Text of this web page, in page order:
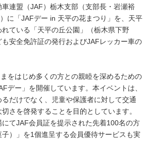
連盟（JAF）栃木支部（支部長・岩瀬裕
に「JAFデー in 天平の花まつり」を、天平
ている「天平の丘公園」（栃木県下野
安全免許証の発行およびJAFレッカー車の
をはじめ多くの方との親睦を深めるための
デー」を開催しています。本イベントは、
だけでなく、児童や保護者に対して交通
さを啓発することを目的としています。
てJAF会員証を提示された先着100名の方
）」を1個進呈する会員優待サービスも実